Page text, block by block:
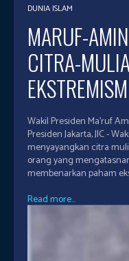
DUNIA ISLAM
MARUF-
CITRA-
Wakil Presiden Ma’ruf
Presiden Jakarta, JIC - Wakil Presiden, KH Ma’ruf Amin,
menyayangkan citra
orang yang
Read more...